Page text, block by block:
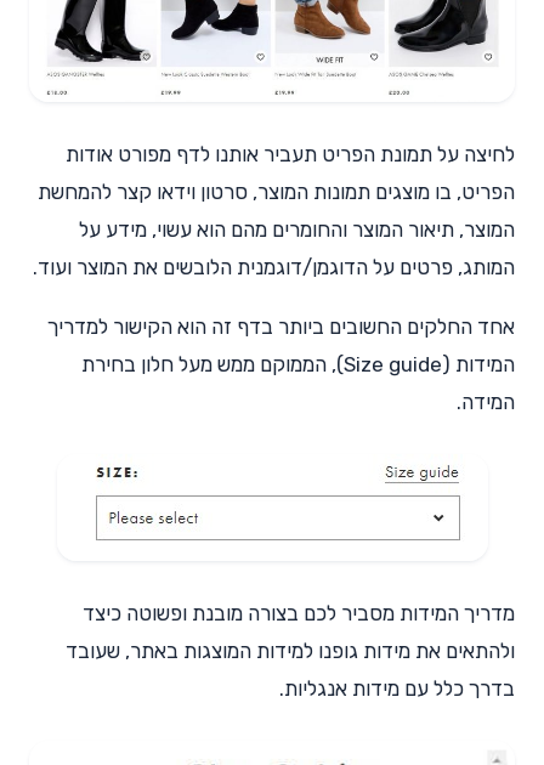
לחיצה על תמונת הפריט תעביר אותנו לדף מפורט אודות
הפריט, בו מוצגים תמונות המוצר, סרטון וידאו קצר להמחשת
המוצר, תיאור המוצר והחומרים מהם הוא עשוי, מידע על
המותג, פרטים על הדוגמן/דוגמנית הלובשים את המוצר ועוד.
אחד החלקים החשובים ביותר בדף זה הוא הקישור למדריך
המידות (Size guide), הממוקם ממש מעל חלון בחירת
המידה.
מדריך המידות מסביר לכם בצורה מובנת ופשוטה כיצד
ולהתאים את מידות גופנו למידות המוצגות באתר, שעובד
בדרך כלל עם מידות אנגליות.